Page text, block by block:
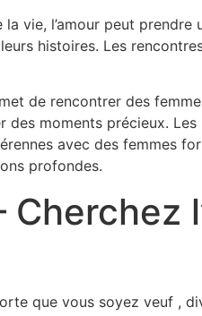
vie, l’amour peut prendre
histoires. Les
de rencontrer des
moments précieux.
avec des femmes
profondes.
que vous soyez veuf ,